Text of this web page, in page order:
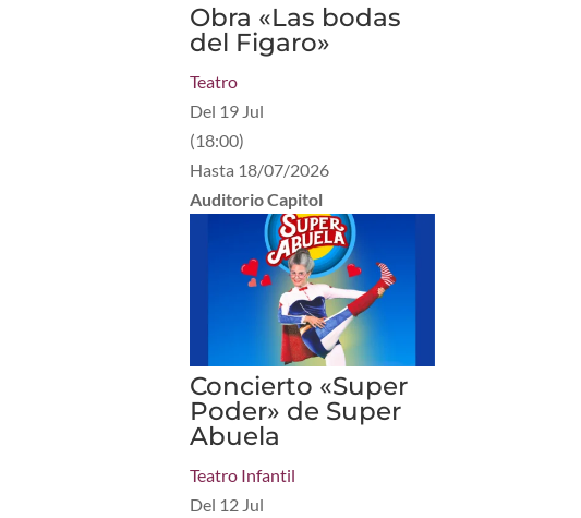
Obra «Las bodas
del Figaro»
Teatro
Del 19 Jul
(18:00)
Hasta 18/07/2026
Auditorio Capitol
Concierto «Super
Poder» de Super
Abuela
Teatro Infantil
Del 12 Jul